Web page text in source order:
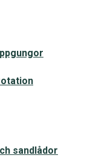
sandlådor